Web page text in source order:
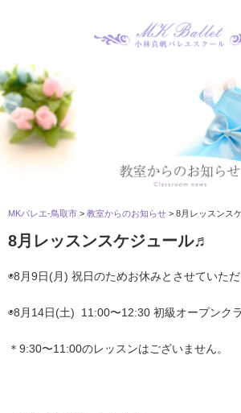
MKバレエ-鳥取市 > 教室からのお知らせ > 8月レッスンス
8月レッスンスケジュール♬
◉8月9日(月) 祝日のためお休みとさせていただ
◉8月14日(土) 11:00〜12:30 初級オープンク
＊9:30〜11:00のレッスンはございません。